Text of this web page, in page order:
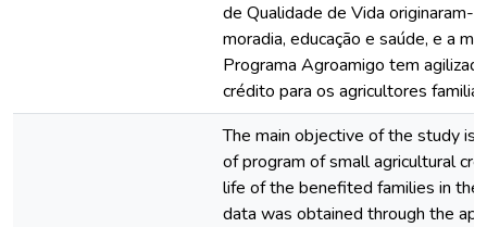
de Qualidade de Vida originaram-
moradia, educação e saúde, e a
Programa Agroamigo tem
crédito para os agricultores
The main objective of the study is
of program of small agricultural
life of the benefited families in the
data was obtained through the